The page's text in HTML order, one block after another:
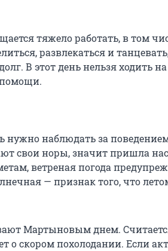
тяжело работать, в том
развлекаться и
В этот день нельзя ходить
помощи.
нужно наблюдать за
свои норы, значит пришла
ветреная погода
— признак того, что
Мартыновым днем.
о скором похолодании. Если